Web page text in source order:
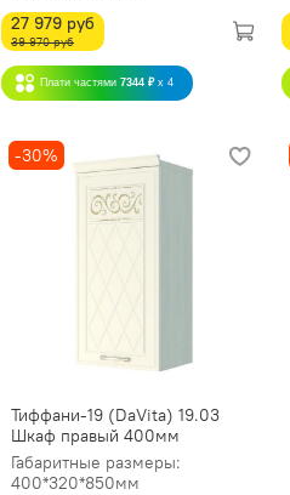
27 979 руб
39 970 руб
Плати частями 7344 ₽ x 4
-30%
Тиффани-19 (DaVita) 19.03
Шкаф правый 400мм
Габаритные размеры:
400*320*850мм